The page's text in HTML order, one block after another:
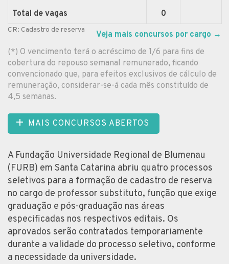
Total de vagas
0
CR: Cadastro de reserva Veja mais concursos por cargo →
(*) O vencimento terá o acréscimo de 1/6 para fins de
cobertura do repouso semanal remunerado, ficando
convencionado que, para efeitos exclusivos de cálculo de
remuneração, considerar-se-á cada mês constituído de
4,5 semanas.
MAIS CONCURSOS ABERTOS
A Fundação Universidade Regional de Blumenau
(FURB) em Santa Catarina abriu quatro processos
seletivos para a formação de cadastro de reserva
no cargo de professor substituto, função que exige
graduação e pós-graduação nas áreas
especificadas nos respectivos editais. Os
aprovados serão contratados temporariamente
durante a validade do processo seletivo, conforme
a necessidade da universidade.